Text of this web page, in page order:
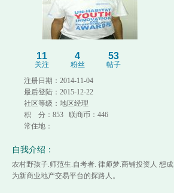
11
关注
4
粉丝
53
帖子
注册日期：2014-11-04
最后登陆：2015-12-22
社区等级：地区经理
积 分：853 联商币：446
常住地：
自我介绍：
农村野孩子.师范生.自考者. 律师梦.商铺投资人 想成
为新商业地产交易平台的探路人。